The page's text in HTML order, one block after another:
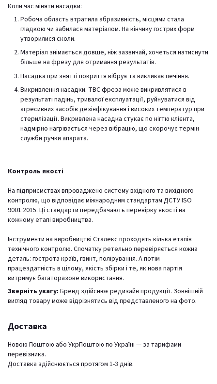
Коли час міняти насадки:
Робоча область втратила абразивність, місцями стала
гладкою чи забилася матеріалом. На кінчику гострих форм
утворилися сколи.
Матеріал знімається довше, ніж зазвичай, хочеться натиснути
більше на фрезу для отримання результатів.
Насадка при знятті покриття вібрує та викликає печіння.
Викривлення насадки. ТВС фреза може викривлятися в
результаті падінь, тривалої експлуатації, руйнуватися від
агресивних засобів дезінфікування і високих температур при
стерилізації. Викривлена насадка стукає по нігтю клієнта,
надмірно нагрівається через вібрацію, що скорочує термін
служби ручки апарата.
Контроль якості
На підприємствах впроваджено систему вхідного та вихідного
контролю, що відповідає міжнародним стандартам ДСТУ ISO
9001:2015. Ці стандарти передбачають перевірку якості на
кожному етапі виробництва.
Інструменти на виробництві Сталекс проходять кілька етапів
технічного контролю. Спочатку ретельно перевіряється кожна
деталь: гострота країв, гвинт, полірування. А потім —
працездатність в цілому, якість збірки і те, як нова партія
витримує багаторазове використання.
Зверніть увагу: Бренд здійснює редизайн продукції. Зовнішній
вигляд товару може відрізнятись від представленого на фото.
Доставка
Новою Поштою або УкрПоштою по Україні — за тарифами
перевізника.
Доставка здійснюється протягом 1-3 днів.